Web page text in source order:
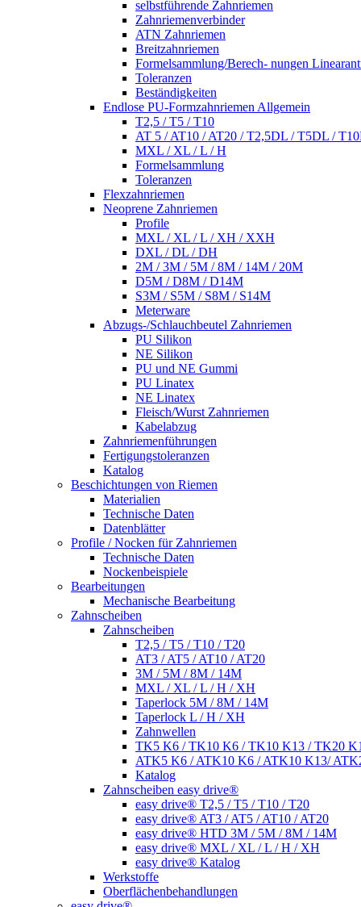
selbstführende Zahnriemen
Zahnriemenverbinder
ATN Zahnriemen
Breitzahnriemen
Formelsammlung/Berech- nungen
Toleranzen
Beständigkeiten
Endlose PU-Formzahnriemen Allgemein
T2,5 / T5 / T10
AT 5 / AT10 / AT20 / T2,5DL / T5DL /
MXL / XL / L / H
Formelsammlung
Toleranzen
Flexzahnriemen
Neoprene Zahnriemen
Profile
MXL / XL / L / XH / XXH
DXL / DL / DH
2M / 3M / 5M / 8M / 14M / 20M
D5M / D8M / D14M
S3M / S5M / S8M / S14M
Meterware
Abzugs-/Schlauchbeutel Zahnriemen
PU Silikon
NE Silikon
PU und NE Gummi
PU Linatex
NE Linatex
Fleisch/Wurst Zahnriemen
Kabelabzug
Zahnriemenführungen
Fertigungstoleranzen
Katalog
Beschichtungen von Riemen
Materialien
Technische Daten
Datenblätter
Profile / Nocken für Zahnriemen
Technische Daten
Nockenbeispiele
Bearbeitungen
Mechanische Bearbeitung
Zahnscheiben
Zahnscheiben
T2,5 / T5 / T10 / T20
AT3 / AT5 / AT10 / AT20
3M / 5M / 8M / 14M
MXL / XL / L / H / XH
Taperlock 5M / 8M / 14M
Taperlock L / H / XH
Zahnwellen
TK5 K6 / TK10 K6 / TK10 K13 / TK20
ATK5 K6 / ATK10 K6 / ATK10 K13/
Katalog
Zahnscheiben easy drive®
easy drive® T2,5 / T5 / T10 / T20
easy drive® AT3 / AT5 / AT10 / AT20
easy drive® HTD 3M / 5M / 8M / 14M
easy drive® MXL / XL / L / H / XH
easy drive® Katalog
Werkstoffe
Oberflächenbehandlungen